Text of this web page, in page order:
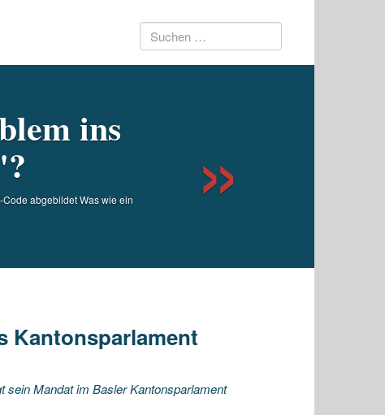
Suchen
ins
abgebildet Was wie ein
Kantonsparlament
sein Mandat im Basler Kantonsparlament